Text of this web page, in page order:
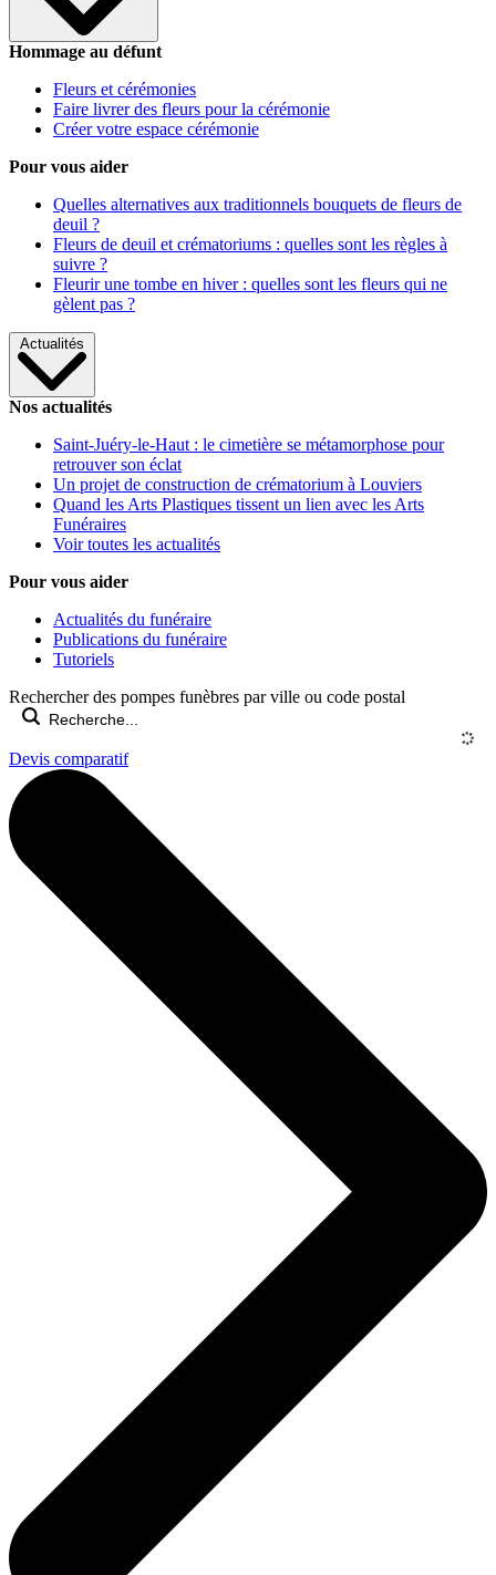
Hommage au défunt
Fleurs et cérémonies
Faire livrer des fleurs pour la cérémonie
Créer votre espace cérémonie
Pour vous aider
Quelles alternatives aux traditionnels bouquets de fleurs de
deuil ?
Fleurs de deuil et crématoriums : quelles sont les règles à
suivre ?
Fleurir une tombe en hiver : quelles sont les fleurs qui ne
gèlent pas ?
Actualités
Nos actualités
Saint-Juéry-le-Haut : le cimetière se métamorphose pour
retrouver son éclat
Un projet de construction de crématorium à Louviers
Quand les Arts Plastiques tissent un lien avec les Arts
Funéraires
Voir toutes les actualités
Pour vous aider
Actualités du funéraire
Publications du funéraire
Tutoriels
Rechercher des pompes funèbres par ville ou code postal
Devis comparatif